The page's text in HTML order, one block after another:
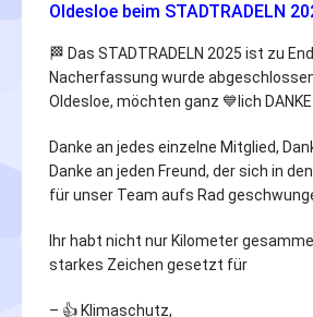
Oldesloe beim STADTRADELN
🏁 Das STADTRADELN 2025 ist zu
Nacherfassung wurde
Oldesloe, möchten ganz 💙lich
Danke an jedes einzelne Mitglied,
Danke an jeden Freund, der sich in
für unser Team aufs Rad
Ihr habt nicht nur Kilometer
starkes Zeichen gesetzt für
– 👍 Klimaschutz,